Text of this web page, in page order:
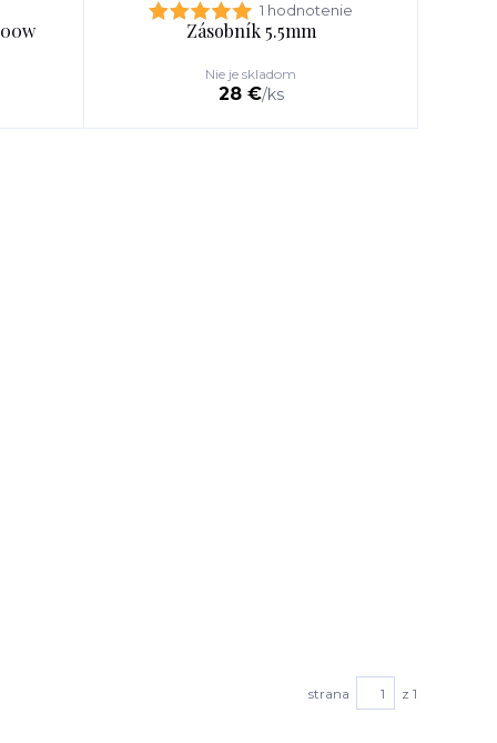
1 hodnotenie
Zásobník 5.5mm
28 €/ks
Nie je skladom
strana z 1